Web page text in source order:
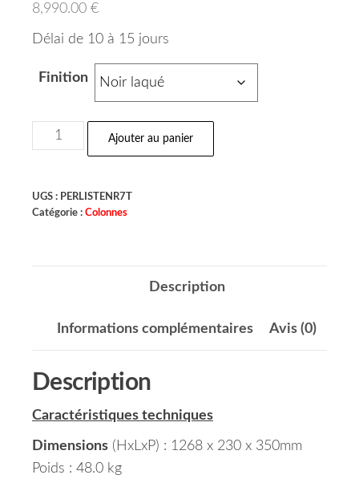
8,990.00 €
Délai de 10 à 15 jours
Finition
Ajouter au panier
UGS : PERLISTENR7T
Catégorie : Colonnes
Description
Informations complémentaires Avis (0)
Description
Caractéristiques techniques
Dimensions (HxLxP) : 1268 x 230 x 350mm
Poids : 48.0 kg